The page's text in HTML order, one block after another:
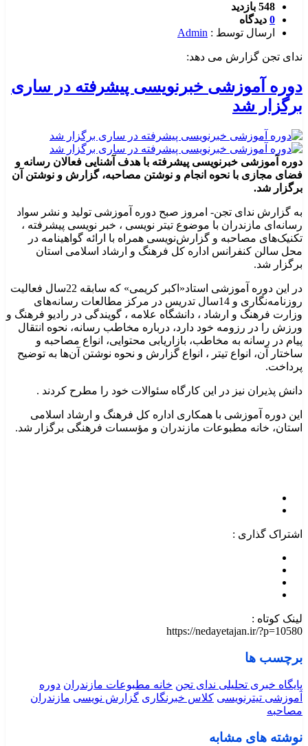
548 بازدید
0 دیدگاه
ارسال توسط : Admin
ندای تجن گزارش می دهد:
دوره آموزشی خبرنویسی پیشرفته در ساری
برگزار شد
دوره آموزشی خبرنویسی پیشرفته با هدف آشنایی فعالان رسانه و
فضای مجازی با نحوه انجام و نوشتن مصاحبه، گزارش و نوشتن آن
برگزار شد.
به گزارش ندای تجن- امروز صبح دوره آموزشی تولید و نشر سواد
رسانه‌ای مازندران با موضوع تیتر نویسی ، خبر نویسی پیشرفته ،
تکنیک‌های مصاحبه و گزارش‌نویسی همراه با ارائه گواهینامه در
محل سالن کنفرانس اداره کل فرهنگ و ارشاد اسلامی استان
برگزار شد.
در این دوره آموزشی استاد«اکبر کریمی» که سابقه 22سال فعالیت
روزنامه‌نگاری و 14سال تدریس در مرکز مطالعات رسانه‌های
وزارت فرهنگ و ارشاد ، دانشگاه علامه ، گویندگی در رادیو فرهنگ و
ورزش را در رزومه خود دارد، درباره مخاطب رسانه، نحوه انتقال
پیام در رسانه به مخاطب، بازاریابی محتوایی، انواع مصاحبه و
ساختار آن، انواع تیتر ، انواع گزارش و نحوه نوشتن آن‌ها به توضیح
پرداخت.
دانش پذیران نیز در این کارگاه سئوالات خود را مطرح کردند .
این دوره آموزشی با همکاری اداره کل فرهنگ و ارشاد اسلامی
استان، خانه مطبوعات مازندران و مؤسسات فرهنگی برگزار شد.
اشتراک گذاری :
لینک کوتاه :
https://nedayetajan.ir/?p=10580
برچسب ها
پایگاه خبری تحلیلی ندای تجن خانه مطبوعات مازندران دوره
آموزشی تیترنویسی کلاس خبرنگاری گزارش نویسی مازندران
مصاحبه
نوشته های مشابه